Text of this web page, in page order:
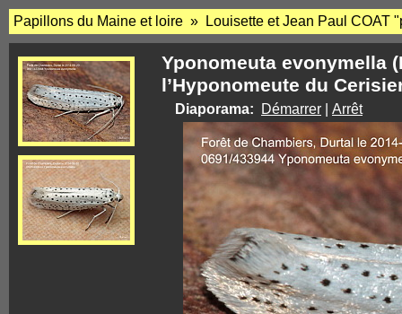
Papillons du Maine et loire » Louisette et Jean Paul COAT